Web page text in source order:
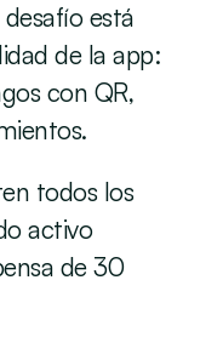
está
de la app:
con QR,
todos los
activo
de 30